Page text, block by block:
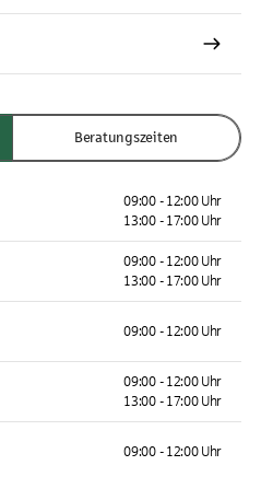
Beratungszeiten
09:00 - 12:00 Uhr
13:00 - 17:00 Uhr
09:00 - 12:00 Uhr
13:00 - 17:00 Uhr
09:00 - 12:00 Uhr
09:00 - 12:00 Uhr
13:00 - 17:00 Uhr
09:00 - 12:00 Uhr